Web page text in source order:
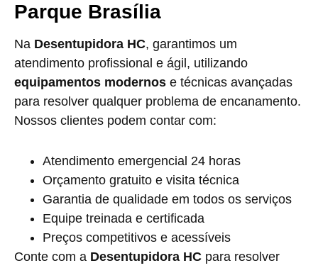
Parque Brasília
Na Desentupidora HC, garantimos um
atendimento profissional e ágil, utilizando
equipamentos modernos e técnicas avançadas
para resolver qualquer problema de encanamento.
Nossos clientes podem contar com:
Atendimento emergencial 24 horas
Orçamento gratuito e visita técnica
Garantia de qualidade em todos os serviços
Equipe treinada e certificada
Preços competitivos e acessíveis
Conte com a Desentupidora HC para resolver